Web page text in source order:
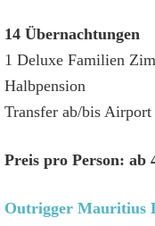
14 Übernachtungen
1 Deluxe Familien
Halbpension
Transfer ab/bis
Preis pro Person: ab
Outrigger Mauritius